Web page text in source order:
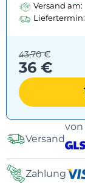
Versand am:
Liefertermin:
36 €
43,70 €
Versand
von
Zahlung